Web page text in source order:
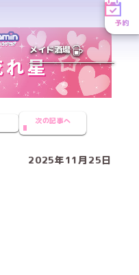
予約
メイド酒場
次の記事へ
2025年11月25日